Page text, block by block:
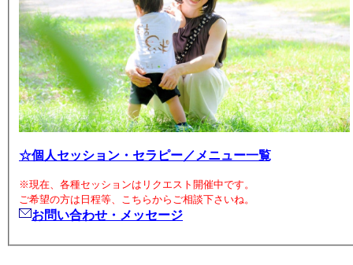
☆個人セッション・セラピー／メニュー一覧
※現在、各種セッションはリクエスト開催中です。
ご希望の方は日程等、こちらからご相談下さいね。
お問い合わせ・メッセージ